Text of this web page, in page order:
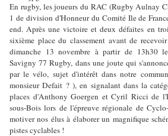
En rugby, les joueurs du RAC (Rugby Aulnay
1 de division d'Honneur du Comité Ile de
end. Après une victoire et deux défaites en
sixième place du classement avant de
dimanche 13 novembre à partir de 13h30
Savigny 77 Rugby, dans une joute qui
par le vélo, sujet d'intérêt dans notre
monsieur Defait ? ), en signalant dans la
places d'Anthony Goergen et Cyril Ricci de
sous-Bois lors de l'épreuve régionale de
motiver nos élus à élaborer un magnifique
pistes cyclables !